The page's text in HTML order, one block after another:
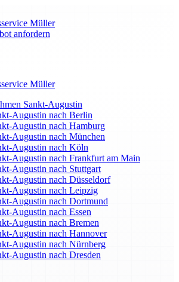
Müller
anfordern
Müller
Sankt-Augustin
Augustin nach Berlin
Augustin nach Hamburg
Augustin nach München
Augustin nach Köln
Augustin nach Frankfurt am Main
Augustin nach Stuttgart
Augustin nach Düsseldorf
Augustin nach Leipzig
Augustin nach Dortmund
Augustin nach Essen
Augustin nach Bremen
Augustin nach Hannover
Augustin nach Nürnberg
Augustin nach Dresden